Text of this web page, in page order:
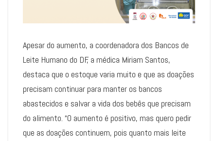
Apesar do aumento, a coordenadora dos Bancos de
Leite Humano do DF, a médica Miriam Santos,
destaca que o estoque varia muito e que as doações
precisam continuar para manter os bancos
abastecidos e salvar a vida dos bebês que precisam
do alimento. “O aumento é positivo, mas quero pedir
que as doações continuem, pois quanto mais leite